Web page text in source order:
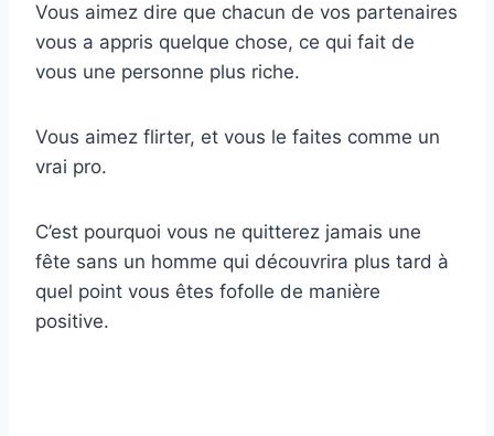
Vous aimez dire que chacun de vos partenaires
vous a appris quelque chose, ce qui fait de
vous une personne plus riche.
Vous aimez flirter, et vous le faites comme un
vrai pro.
C’est pourquoi vous ne quitterez jamais une
fête sans un homme qui découvrira plus tard à
quel point vous êtes fofolle de manière
positive.